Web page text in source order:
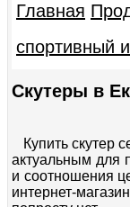
Главная
спортивный
Скутеры в
Купить скутер
актуальным для
и соотношения
интернет-